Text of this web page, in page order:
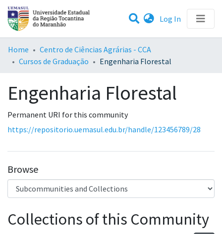
Log In (current)
Statistics
Communities & Collections
All of DSpace
Home
Centro de Ciências Agrárias - CCA
Cursos de Graduação
Engenharia Florestal
Engenharia Florestal
Permanent URI for this community
https://repositorio.uemasul.edu.br/handle/123456789/28
Browse
Collections of this Community